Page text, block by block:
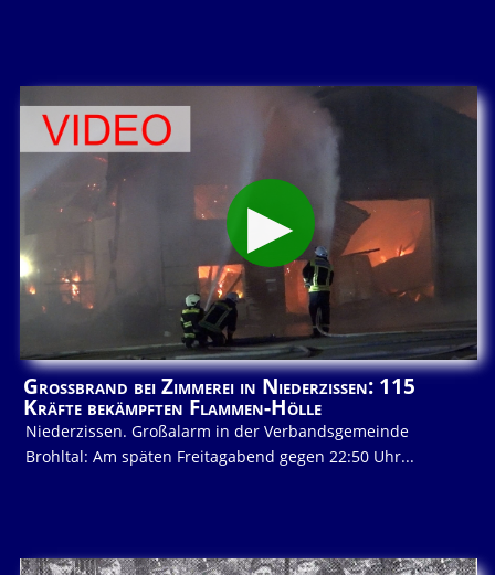
Großbrand bei Zimmerei in Niederzissen: 115
Kräfte bekämpften Flammen-Hölle
Niederzissen. Großalarm in der Verbandsgemeinde
Brohltal: Am späten Freitagabend gegen 22:50 Uhr...